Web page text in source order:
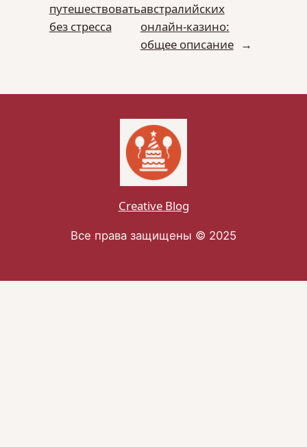
путешествовать
без стресса
австралийских
онлайн-казино:
общее описание →
Creative Blog
Все права защищены © 2025